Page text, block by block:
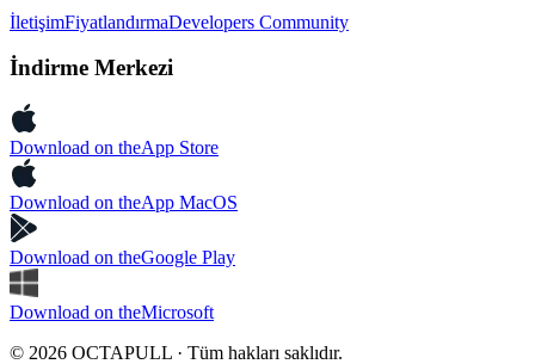
İletişimFiyatlandırmaDevelopers Community
İndirme Merkezi
Download on theApp Store
Download on theApp MacOS
Download on theGoogle Play
Download on theMicrosoft
© 2026 OCTAPULL · Tüm hakları saklıdır.